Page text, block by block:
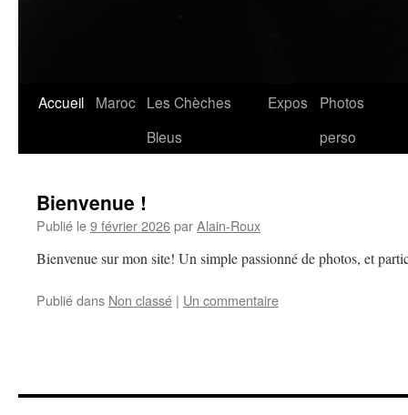
Accueil Maroc Les Chèches
Bleus
Expos
Photos
perso
Bienvenue !
Publié le9 février 2026parAlain-Roux
Bienvenue sur mon site! Un simple passionné de photos, et
Publié dans Non classé | Un commentaire